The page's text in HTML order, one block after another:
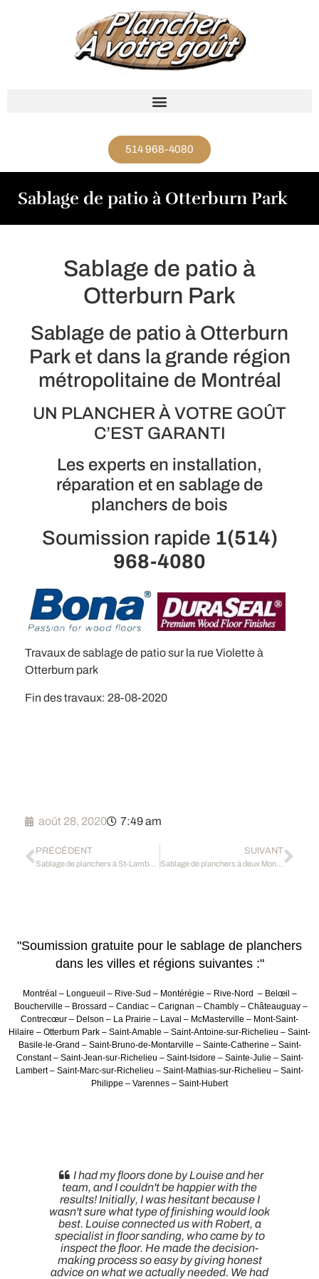
514 968-4080
Sablage de patio à Otterburn Park
Sablage de patio à
Otterburn Park
Sablage de patio à Otterburn
Park et dans la grande région
métropolitaine de Montréal
UN PLANCHER À VOTRE GOÛT
C’EST GARANTI
Les experts en installation,
réparation et en sablage de
planchers de bois
Soumission rapide 1(514)
968-4080
Travaux de sablage de patio sur la rue Violette à
Otterburn park
Fin des travaux: 28-08-2020
août 28, 2020 7:49 am
PRÉCÉDENT SUIVANT
Sablage de planchers à deux Montagnes
"Soumission gratuite pour le sablage de planchers
dans les villes et régions suivantes :"
Montréal – Longueuil – Rive-Sud – Montérégie – Rive-Nord – Belœil –
Boucherville – Brossard – Candiac – Carignan – Chambly – Châteauguay –
Contrecœur – Delson – La Prairie – Laval – McMasterville – Mont-Saint-
Hilaire – Otterburn Park – Saint-Amable – Saint-Antoine-sur-Richelieu – Saint-
Basile-le-Grand – Saint-Bruno-de-Montarville – Sainte-Catherine – Saint-
Constant – Saint-Jean-sur-Richelieu – Saint-Isidore – Sainte-Julie – Saint-
Lambert – Saint-Marc-sur-Richelieu – Saint-Mathias-sur-Richelieu – Saint-
Philippe – Varennes – Saint-Hubert
I had my floors done by Louise and her
team, and I couldn't be happier with the
results! Initially, I was hesitant because I
wasn't sure what type of finishing would look
best. Louise connected us with Robert, a
specialist in floor sanding, who came by to
inspect the floor. He made the decision-
making process so easy by giving honest
advice on what we actually needed. We had